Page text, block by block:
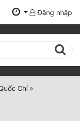
Đăng nhập
Chí»